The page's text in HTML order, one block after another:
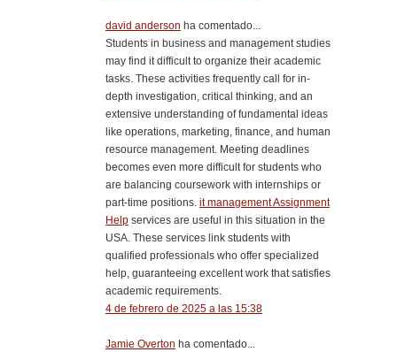
david anderson ha comentado...
Students in business and management studies
may find it difficult to organize their academic
tasks. These activities frequently call for in-
depth investigation, critical thinking, and an
extensive understanding of fundamental ideas
like operations, marketing, finance, and human
resource management. Meeting deadlines
becomes even more difficult for students who
are balancing coursework with internships or
part-time positions. it management Assignment
Help services are useful in this situation in the
USA. These services link students with
qualified professionals who offer specialized
help, guaranteeing excellent work that satisfies
academic requirements.
4 de febrero de 2025 a las 15:38
Jamie Overton ha comentado...